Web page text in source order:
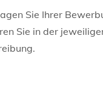
Sie Ihrer
Sie in der